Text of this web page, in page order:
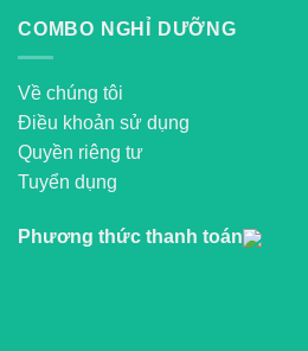
COMBO NGHỈ DƯỠNG
Về chúng tôi
Điều khoản sử dụng
Quyền riêng tư
Tuyển dụng
Phương thức thanh toán